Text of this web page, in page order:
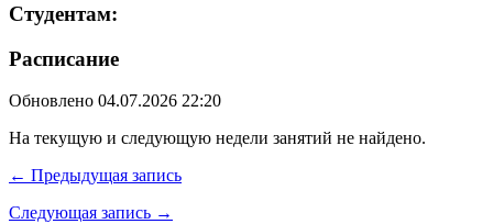
Студентам:
Расписание
Обновлено 04.07.2026 22:20
На текущую и следующую недели занятий не найдено.
← Предыдущая запись
Следующая запись →